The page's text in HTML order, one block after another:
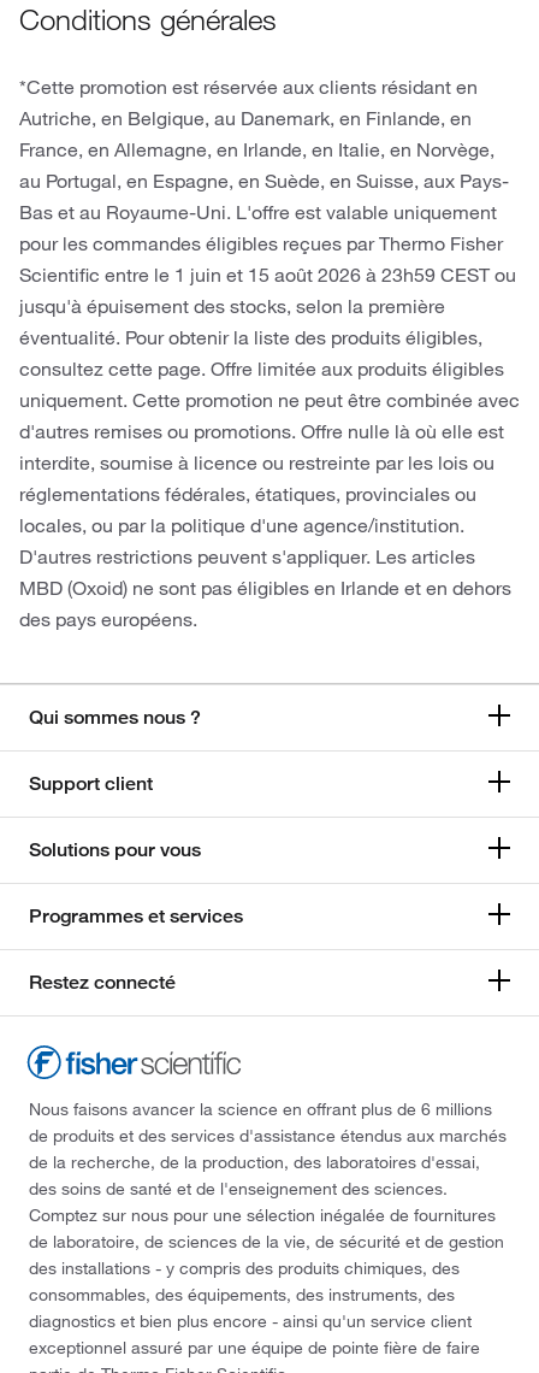
Conditions générales
*Cette promotion est réservée aux clients résidant en
Autriche, en Belgique, au Danemark, en Finlande, en
France, en Allemagne, en Irlande, en Italie, en Norvège,
au Portugal, en Espagne, en Suède, en Suisse, aux Pays-
Bas et au Royaume-Uni. L'offre est valable uniquement
pour les commandes éligibles reçues par Thermo Fisher
Scientific entre le 1 juin et 15 août 2026 à 23h59 CEST ou
jusqu'à épuisement des stocks, selon la première
éventualité. Pour obtenir la liste des produits éligibles,
consultez cette page. Offre limitée aux produits éligibles
uniquement. Cette promotion ne peut être combinée avec
d'autres remises ou promotions. Offre nulle là où elle est
interdite, soumise à licence ou restreinte par les lois ou
réglementations fédérales, étatiques, provinciales ou
locales, ou par la politique d'une agence/institution.
D'autres restrictions peuvent s'appliquer. Les articles
MBD (Oxoid) ne sont pas éligibles en Irlande et en dehors
des pays européens.
Qui sommes nous ?
Support client
Solutions pour vous
Programmes et services
Restez connecté
Nous faisons avancer la science en offrant plus de 6 millions
de produits et des services d'assistance étendus aux marchés
de la recherche, de la production, des laboratoires d'essai,
des soins de santé et de l'enseignement des sciences.
Comptez sur nous pour une sélection inégalée de fournitures
de laboratoire, de sciences de la vie, de sécurité et de gestion
des installations - y compris des produits chimiques, des
consommables, des équipements, des instruments, des
diagnostics et bien plus encore - ainsi qu'un service client
exceptionnel assuré par une équipe de pointe fière de faire